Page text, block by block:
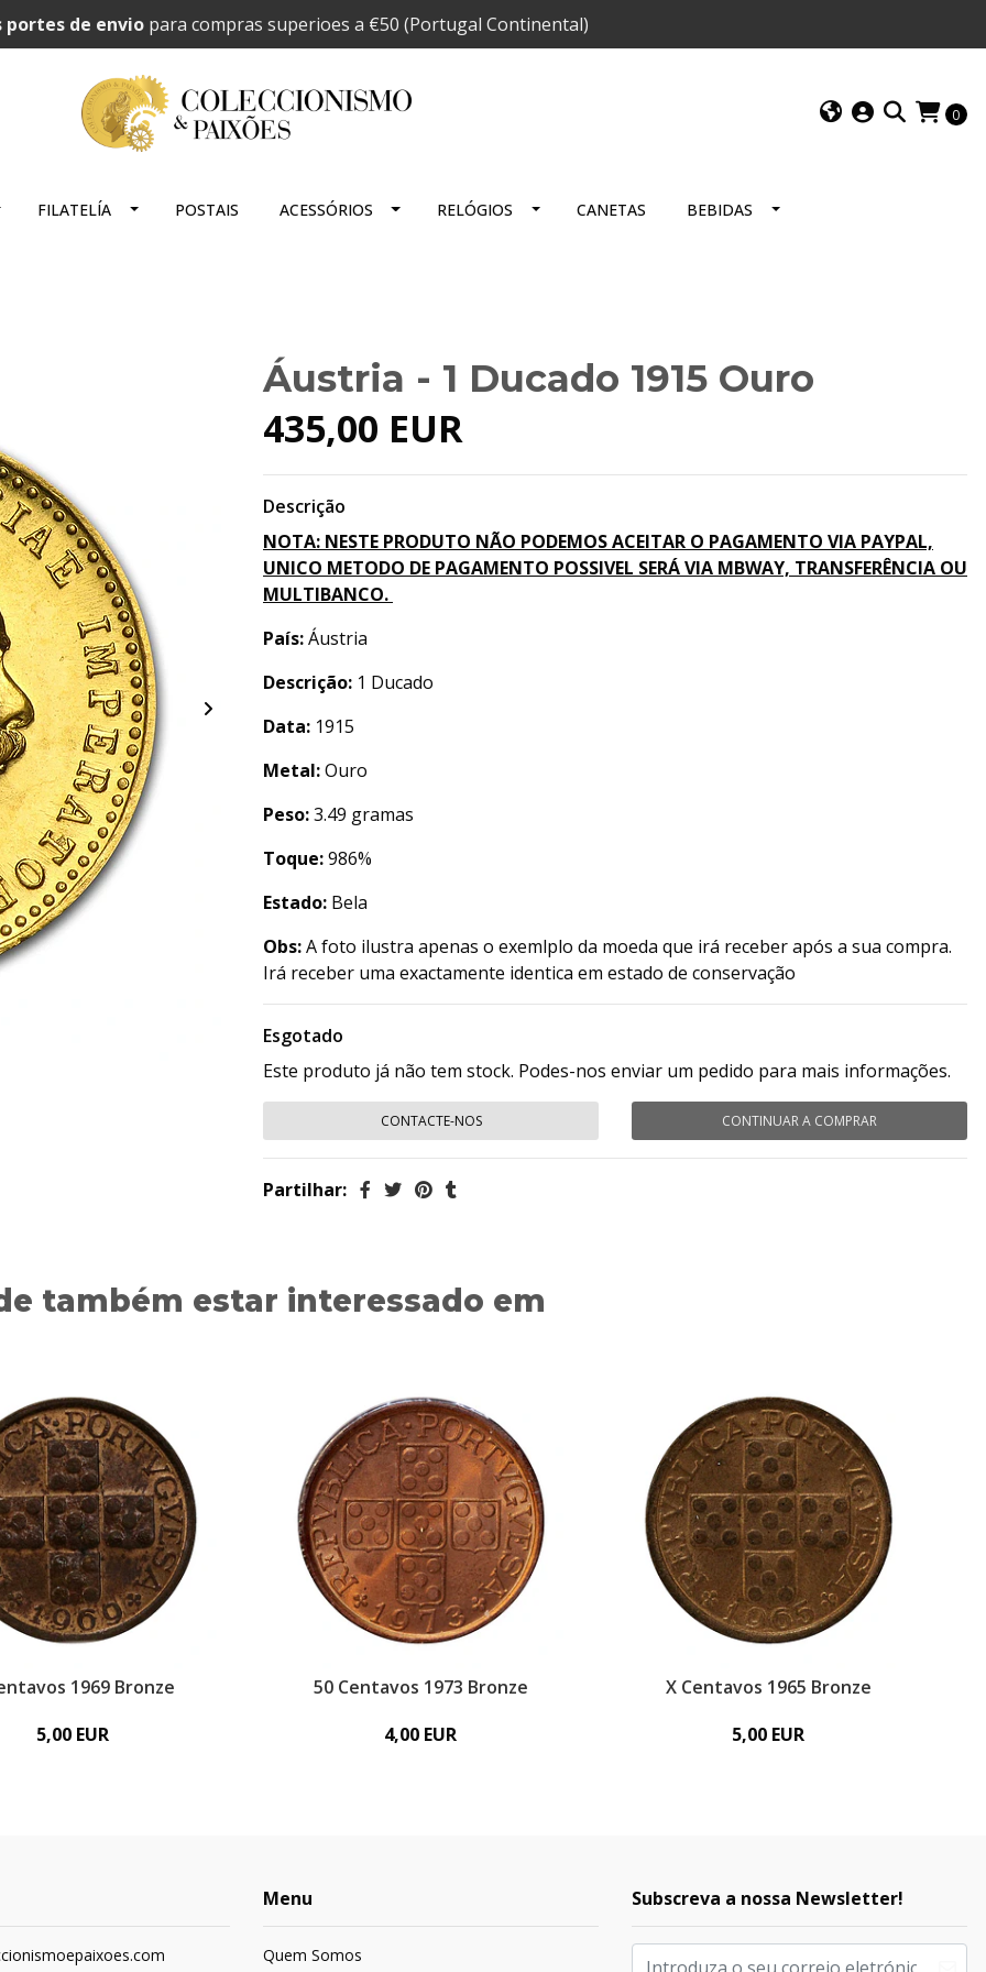
de enviopara compras superioes a €50 (Portugal Continental)
0
FILATELÍA POSTAIS ACESSÓRIOS RELÓGIOS CANETAS BEBIDAS
Áustria - 1 Ducado 1915 Ouro
435,00 EUR
Descrição
NOTA: NESTE PRODUTO NÃO PODEMOS ACEITAR O PAGAMENTO VIA PAYPAL,
UNICO METODO DE PAGAMENTO POSSIVEL SERÁ VIA MBWAY, TRANSFERÊNCIA OU
MULTIBANCO.
País:Áustria
Descrição: 1 Ducado
Data: 1915
Metal:Ouro
Peso:3.49 gramas
Toque:986%
Estado: Bela
Obs:A foto ilustra apenas o exemlplo da moeda que irá receber após a sua compra.
Irá receber uma exactamente identica em estado de conservação
Esgotado
Este produto já não tem stock. Podes-nos enviar um pedido para mais informações.
CONTACTE-NOS CONTINUAR A COMPRAR
Partilhar:
também estar interessado em
1969 Bronze
5,00 EUR
50 Centavos 1973 Bronze
4,00 EUR
X Centavos 1965 Bronze
5,00 EUR
Menu
Quem Somos
Subscreva a nossa Newsletter!